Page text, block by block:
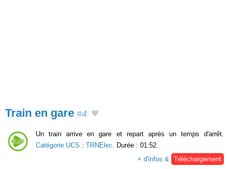
Train en gare #4
Un train arrive en gare et repart après un temps d'arrêt.
Catégorie UCS : TRNElec . Durée : 01:52.
+ d'infos &
Téléchargement